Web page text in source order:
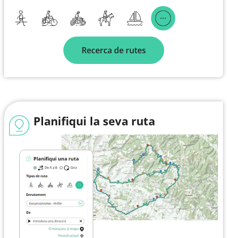
Recerca de rutes
Planifiqui la seva ruta